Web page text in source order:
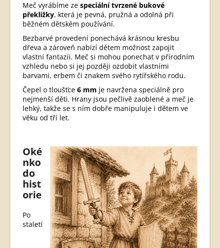
Meč vyrábíme ze speciální tvrzené bukové
překližky, která je pevná, pružná a odolná při
běžném dětském používání.
Bezbarvé provedení ponechává krásnou kresbu
dřeva a zároveň nabízí dětem možnost zapojit
vlastní fantazii. Meč si mohou ponechat v přírodním
vzhledu nebo si jej později ozdobit vlastními
barvami, erbem či znakem svého rytířského rodu.
Čepel o tloušťce 6 mm je navržena speciálně pro
nejmenší děti. Hrany jsou pečlivě zaoblené a meč je
lehký, takže se s ním dobře manipuluje i dětem ve
věku od tří let.
Oké
nko
do
hist
orie
Po
staletí